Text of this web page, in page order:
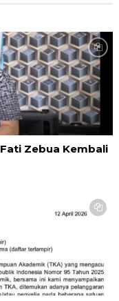
Zebua Kembali